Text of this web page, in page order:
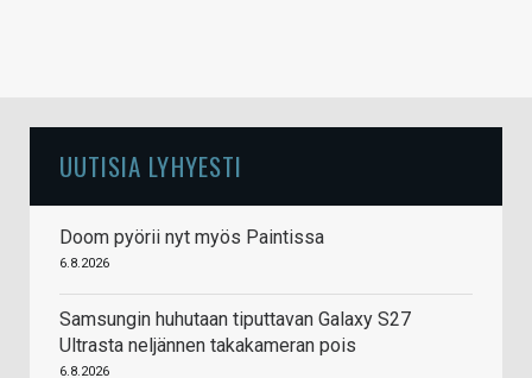
UUTISIA LYHYESTI
Doom pyörii nyt myös Paintissa
6.8.2026
Samsungin huhutaan tiputtavan Galaxy S27
Ultrasta neljännen takakameran pois
6.8.2026